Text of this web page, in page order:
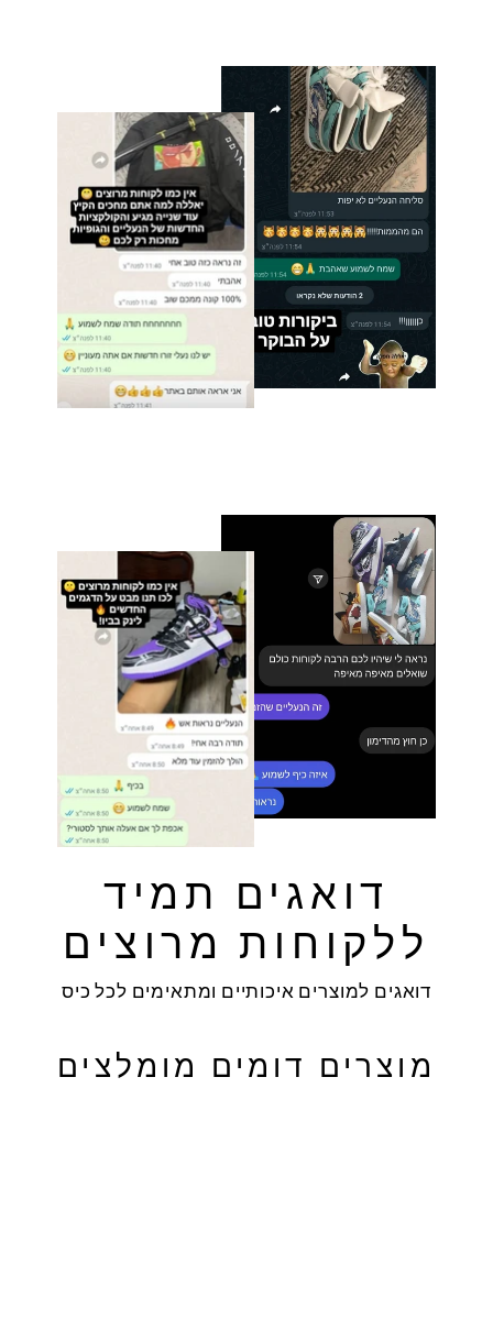
דואגים תמיד
ללקוחות מרוצים
דואגים למוצרים איכותיים ומתאימים לכל כיס
מוצרים דומים מומלצים